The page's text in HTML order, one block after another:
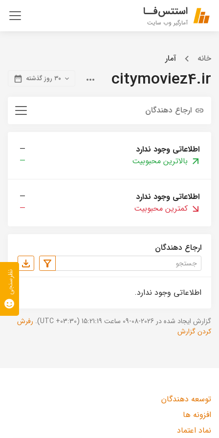
استتس‌فــا
آمارگیر وب سایت
خانه آمار
citymoviez4.ir ۳۰ روز گذشته
ارجاع دهندگان
اطلاعاتی وجود ندارد
—
بالاترین محبوبیت
—
اطلاعاتی وجود ندارد
—
کمترین محبوبیت
—
ارجاع دهندگان
اطلاعاتی وجود ندارد.
گزارش ایجاد شده در 2026-08-09 ساعت 15:21:19 (UTC +03:30).
رفرش
کردن گزارش
توسعه دهندگان
افزونه ها
نماد اعتماد
نظرسنجی